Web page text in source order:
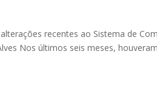
recentes ao Sistema de
Nos últimos seis meses,